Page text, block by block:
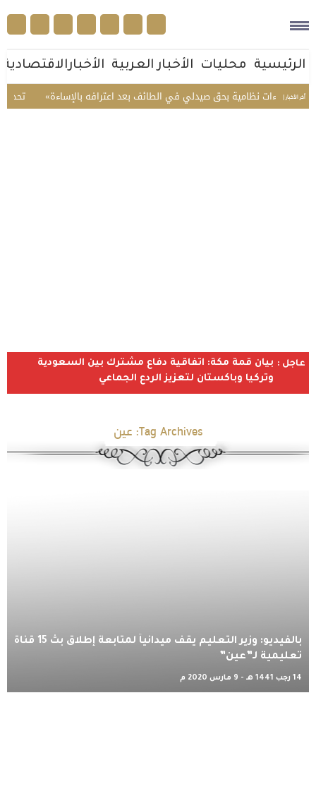
الرئيسية محليات الأخبار العربية الأخبارالاقتصادية
أخر الأخبار | تحذير إجراءات نظامية بحق صيدلي في الطائف بعد اعترافه بالإساءة
عاجل : بيان قمة مكة: اتفاقية دفاع مشترك بين السعودية
وتركيا وباكستان لتعزيز الردع الجماعي
Tag Archives: عين
بالفيديو: وزير التعليم يقف ميدانياً لمتابعة إطلاق بث 15 قناة
تعليمية لـ”عين”
14 رجب 1441 هـ - 9 مارس 2020 م